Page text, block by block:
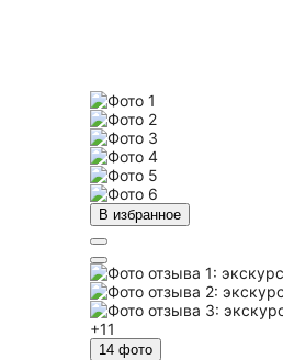
В избранное
+11
14 фото